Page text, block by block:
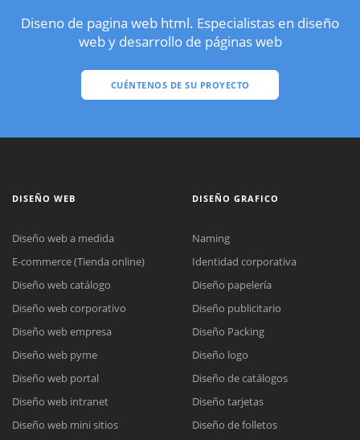
Diseno de pagina web html. Especialistas en diseño
web y desarrollo de páginas web
CUÉNTENOS DE SU PROYECTO
DISEÑO WEB
Diseño web a medida
E-commerce (Tienda online)
Diseño web catálogo
Diseño web corporativo
Diseño web empresa
Diseño web pyme
Diseño web portal
Diseño web intranet
Diseño web mini sitios
DISEÑO GRAFICO
Naming
Identidad corporativa
Diseño papelería
Diseño publicitario
Diseño Packing
Diseño logo
Diseño de catálogos
Diseño tarjetas
Diseño de folletos